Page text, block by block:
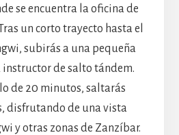
se encuentra la oficina de
un corto trayecto hasta el
subirás a una pequeña
de salto tándem.
de 20 minutos, saltarás
disfrutando de una vista
y otras zonas de Zanzíbar.